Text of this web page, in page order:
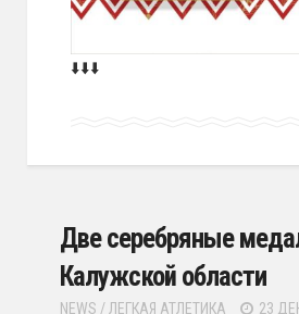
⬇️⬇️⬇️
Две серебряные
Калужской области
NEWS / ЛЕГКАЯ АТЛЕТИКА 23